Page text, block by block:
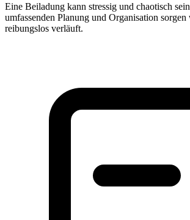
Eine Beiladung kann stressig und chaotisch
umfassenden Planung und Organisation sorgen
reibungslos verläuft.